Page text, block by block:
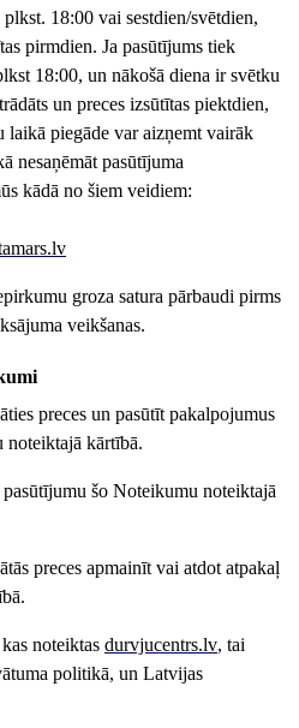
18:00 vai sestdien/svētdien,
pirmdien. Ja pasūtījums tiek
18:00, un nākošā diena ir svētku
un preces izsūtītas piektdien,
laikā piegāde var aizņemt vairāk
nesaņēmāt pasūtījuma
kādā no šiem veidiem:
groza satura pārbaudi pirms
veikšanas.
preces un pasūtīt pakalpojumus
noteiktajā kārtībā.
šo Noteikumu noteiktajā
preces apmainīt vai atdot atpakaļ
noteiktas durvjucentrs.lv, tai
politikā, un Latvijas